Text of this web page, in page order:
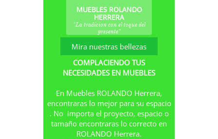
MUEBLES ROLANDO
HERRERA
"La tradicion con el toque del
presente"
Mira nuestras bellezas
COMPLACIENDO TUS
NECESIDADES EN MUEBLES
En Muebles ROLANDO Herrera,
encontraras lo mejor para su espacio
. No importa el proyecto, espacio o
tamaño encontraras lo correcto en
ROLANDO Herrera.